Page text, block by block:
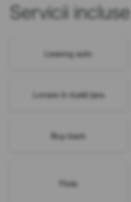
Servicii incluse
Leasing auto
Livrare în toată țara
Buy-back
Flote